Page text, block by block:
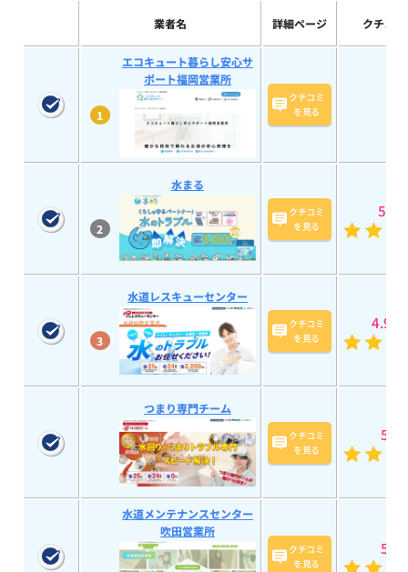
業者名 詳細ページ クチコ
1
エコキュート暮らし安心サ
ポート福岡営業所
クチコミ
を見る
2
水まる
クチコミ
を見る
5
3
水道レスキューセンター
クチコミ
を見る
4.9
つまり専門チーム
クチコミ
を見る
5
水道メンテナンスセンター
吹田営業所
クチコミ
を見る
5